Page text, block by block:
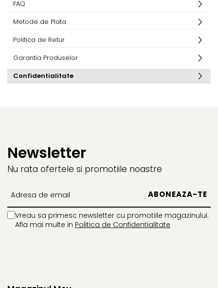
FAQ
Metode de Plata
Politica de Retur
Garantia Produselor
Confidentialitate
Newsletter
Nu rata ofertele si promotiile noastre
Vreau sa primesc newsletter cu promotiile magazinului.
Afla mai multe in Politica de Confidentialitate